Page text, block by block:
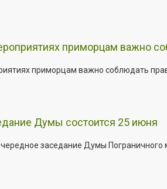
приморцам важно
приморцам важно соблюдать
Думы состоится 25 июня
заседание Думы Пограничного